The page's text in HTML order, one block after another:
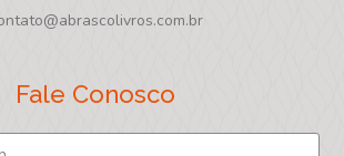
Fale Conosco